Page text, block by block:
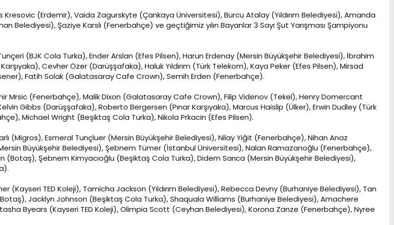
Kresovic (Erdemir), Vaida Zagurskyte (Çankaya Üniversitesi), Burcu Atalay (Yıldırım Belediyesi), Amanda
Belediyesi), Şaziye Karslı (Fenerbahçe) ve geçtiğimiz yılın Bayanlar 3 Sayı Şut Yarışması Şampiyonu
(BJK Cola Turka), Ender Arslan (Efes Pilsen), Harun Erdenay (Mersin Büyükşehir Belediyesi), İbrahim
Cevher Özer (Darüşşafaka), Haluk Yıldırım (Türk Telekom), Kaya Peker (Efes Pilsen), Mirsad
Fatih Solak (Galatasaray Cafe Crown), Semih Erden (Fenerbahçe).
Mrsic (Fenerbahçe), Malik Dixon (Galatasaray Cafe Crown), Filip Videnov (Tekel), Henry Domercant
Gibbs (Darüşşafaka), Roberto Bergersen (Pınar Karşıyaka), Marcus Haislip (Ülker), Erwin Dudley (Türk
Michael Wright (Beşiktaş Cola Turka), Nikola Prkacin (Efes Pilsen).
(Migros), Esmeral Tunçluer (Mersin Büyükşehir Belediyesi), Nilay Yiğit (Fenerbahçe), Nihan Anaz
Büyükşehir Belediyesi), Şebnem Tümer (İstanbul Üniversitesi), Nalan Ramazanoğlu (Fenerbahçe),
(Botaş), Şebnem Kimyacıoğlu (Beşiktaş Cola Turka), Didem Sarıca (Mersin Büyükşehir Belediyesi),
(Kayseri TED Koleji), Tamicha Jackson (Yıldırım Belediyesi), Rebecca Devny (Burhaniye Belediyesi), Tan
Jacklyn Johnson (Beşiktaş Cola Turka), Shaquala Williams (Burhaniye Belediyesi), Amachere
Byears (Kayseri TED Koleji), Olimpia Scott (Ceyhan Belediyesi), Korona Zanze (Fenerbahçe), Nyree